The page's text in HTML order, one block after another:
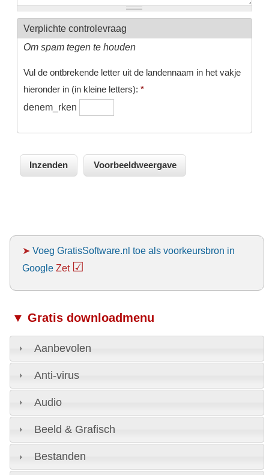
Verplichte controlevraag
Om spam tegen te houden
Vul de ontbrekende letter uit de landennaam in het vakje
hieronder in (in kleine letters): *
denem_rken
➤ Voeg GratisSoftware.nl toe als voorkeursbron in
Google Zet ☑
▼ Gratis downloadmenu
Aanbevolen
Anti-virus
Audio
Beeld & Grafisch
Bestanden